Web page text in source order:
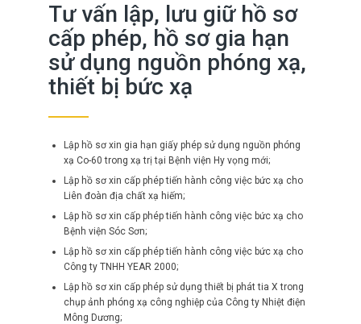
Tư vấn lập, lưu giữ hồ sơ
cấp phép, hồ sơ gia hạn
sử dụng nguồn phóng xạ,
thiết bị bức xạ
Lập hồ sơ xin gia hạn giấy phép sử dụng nguồn phóng
xạ Co-60 trong xạ trị tại Bệnh viện Hy vọng mới;
Lập hồ sơ xin cấp phép tiến hành công việc bức xạ cho
Liên đoàn địa chất xạ hiếm;
Lập hồ sơ xin cấp phép tiến hành công việc bức xạ cho
Bệnh viện Sóc Sơn;
Lập hồ sơ xin cấp phép tiến hành công việc bức xạ cho
Công ty TNHH YEAR 2000;
Lập hồ sơ xin cấp phép sử dụng thiết bị phát tia X trong
chụp ảnh phóng xạ công nghiệp của Công ty Nhiệt điện
Mông Dương;